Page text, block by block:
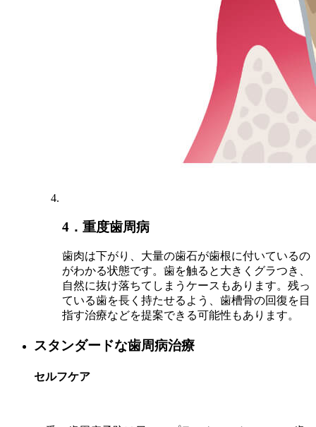
4．重度歯周病
歯肉は下がり、大量の歯石が歯根に付いているの
がわかる状態です。歯を触ると大きくグラつき、
自然に抜け落ちてしまうケースもあります。残っ
ている歯を長く持たせるよう、歯槽骨の回復を目
指す治療などを提案できる可能性もあります。
スタンダードな歯周病治療
セルフケア